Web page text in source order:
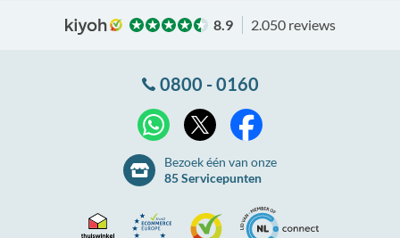
8.9 2.050 reviews
0800 - 0160
WhatsApp
Bezoek één van onze
85 Servicepunten